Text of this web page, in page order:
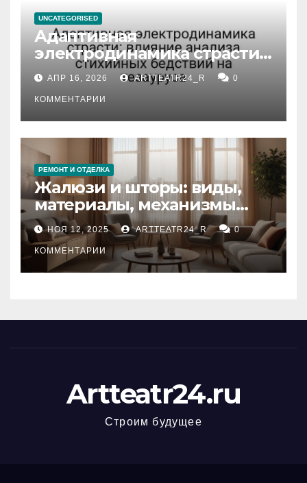
UNCATEGORISED
Адаптивная
электродинамика страсти:
влияние анализа
стихийных бедствий на
тезауруса
АПР 16, 2026 ARTTEATR24_R 0
КОММЕНТАРИИ
РЕМОНТ И ОТДЕЛКА
Жалюзи и шторы: виды,
материалы, механизмы
управления и уход
НОЯ 12, 2025 ARTTEATR24_R 0
КОММЕНТАРИИ
Artteatr24.ru
Строим будущее